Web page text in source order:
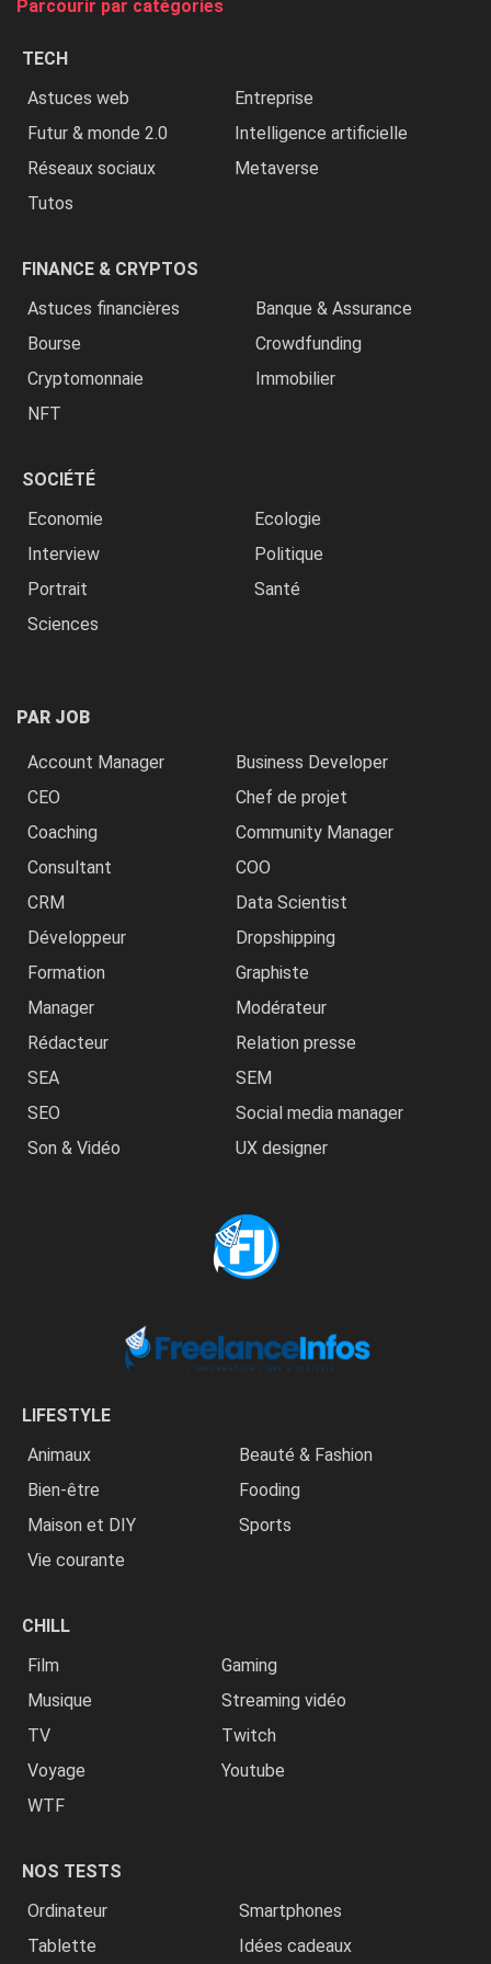
Parcourir par catégories
TECH
Astuces web
Entreprise
Futur & monde 2.0
Intelligence artificielle
Réseaux sociaux
Metaverse
Tutos
FINANCE & CRYPTOS
Astuces financières
Banque & Assurance
Bourse
Crowdfunding
Cryptomonnaie
Immobilier
NFT
SOCIÉTÉ
Economie
Ecologie
Interview
Politique
Portrait
Santé
Sciences
PAR JOB
Account Manager
Business Developer
CEO
Chef de projet
Coaching
Community Manager
Consultant
COO
CRM
Data Scientist
Développeur
Dropshipping
Formation
Graphiste
Manager
Modérateur
Rédacteur
Relation presse
SEA
SEM
SEO
Social media manager
Son & Vidéo
UX designer
LIFESTYLE
Animaux
Beauté & Fashion
Bien-être
Fooding
Maison et DIY
Sports
Vie courante
CHILL
Film
Gaming
Musique
Streaming vidéo
TV
Twitch
Voyage
Youtube
WTF
NOS TESTS
Ordinateur
Smartphones
Tablette
Idées cadeaux